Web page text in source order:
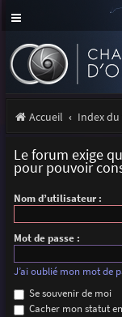
Accueil Index
Le forum exige
pour pouvoir
Nom d’utilisateur :
Mot de passe :
J’ai oublié mon mot de
Se souvenir de moi
Cacher mon statut